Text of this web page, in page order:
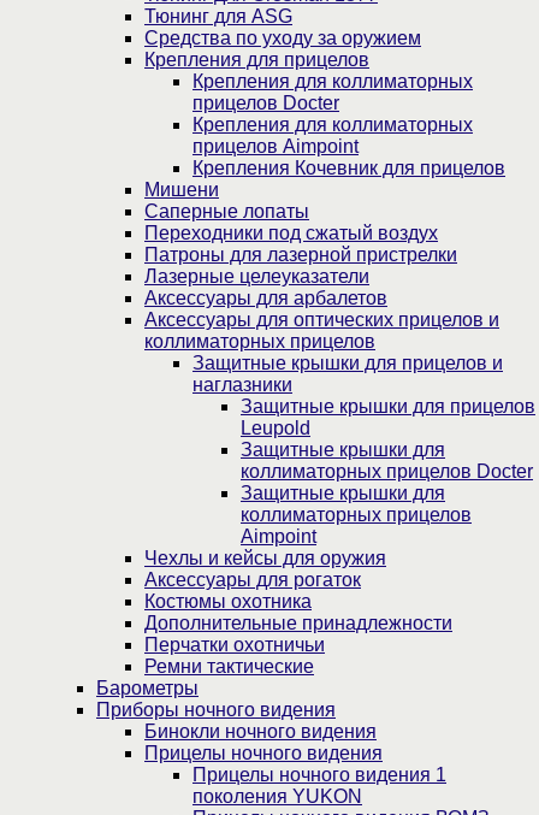
Тюнинг для ASG
Средства по уходу за оружием
Крепления для прицелов
Крепления для коллиматорных
прицелов Docter
Крепления для коллиматорных
прицелов Aimpoint
Крепления Кочевник для прицелов
Мишени
Саперные лопаты
Переходники под сжатый воздух
Патроны для лазерной пристрелки
Лазерные целеуказатели
Аксессуары для арбалетов
Аксессуары для оптических прицелов и
коллиматорных прицелов
Защитные крышки для прицелов и
наглазники
Защитные крышки для прицелов
Leupold
Защитные крышки для
коллиматорных прицелов Docter
Защитные крышки для
коллиматорных прицелов
Aimpoint
Чехлы и кейсы для оружия
Аксессуары для рогаток
Костюмы охотника
Дополнительные принадлежности
Перчатки охотничьи
Ремни тактические
Барометры
Приборы ночного видения
Бинокли ночного видения
Прицелы ночного видения
Прицелы ночного видения 1
поколения YUKON